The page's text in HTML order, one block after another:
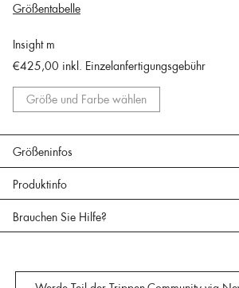
Größentabelle
Insight m
€425,00 inkl. Einzelanfertigungsgebühr
Größe und Farbe wählen
Größeninfos
Produktinfo
Brauchen Sie Hilfe?